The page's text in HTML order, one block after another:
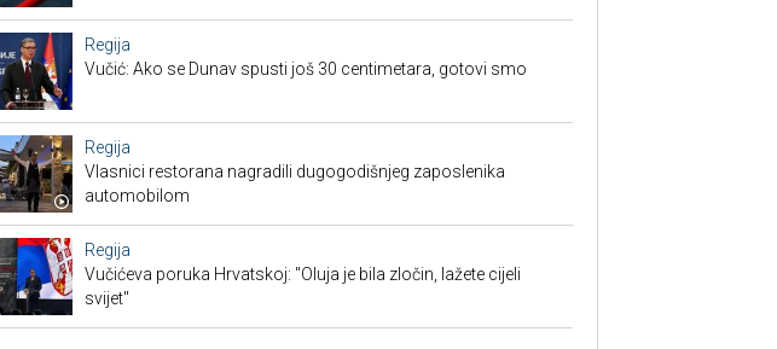
Regija
Vučić: Ako se Dunav spusti još 30 centimetara, gotovi smo
Regija
Vlasnici restorana nagradili dugogodišnjeg zaposlenika
automobilom
Regija
Vučićeva poruka Hrvatskoj: "Oluja je bila zločin, lažete cijeli
svijet"